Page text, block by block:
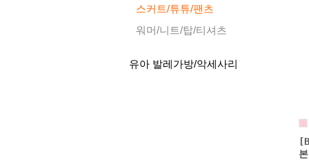
스커트/튜튜/팬츠
워머/니트/탑/티셔츠
유아 발레가방/악세사리